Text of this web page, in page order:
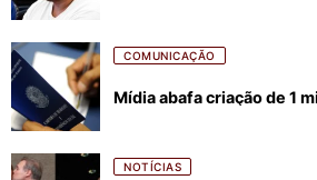
COMUNICAÇÃO
Mídia abafa criação de 1
NOTÍCIAS